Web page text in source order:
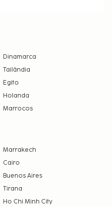
Dinamarca
Tailândia
Egito
Holanda
Marrocos
Marrakech
Cairo
Buenos Aires
Tirana
Ho Chi Minh City